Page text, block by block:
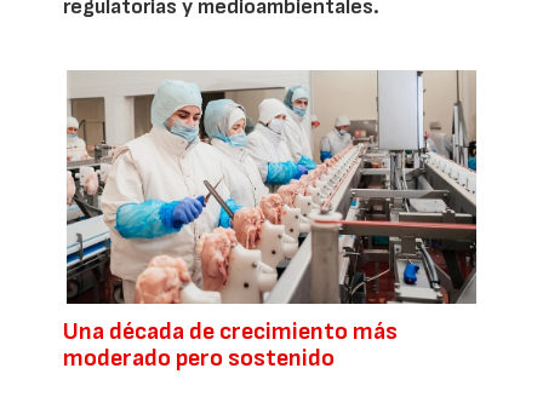
regulatorias y medioambientales.
Una década de crecimiento más
moderado pero sostenido